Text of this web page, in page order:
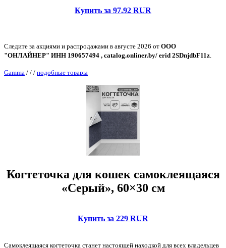
Купить за 97.92 RUR
Следите за акциями и распродажами в августе 2026 от ООО
"ОНЛАЙНЕР" ИНН 190657494 , catalog.onliner.by/ erid 2SDnjdbF11z
Gamma / / / подобные товары
Когтеточка для кошек самоклеящаяся
«Серый», 60×30 см
Купить за 229 RUR
Самоклеящаяся когтеточка станет настоящей находкой для всех владельцев